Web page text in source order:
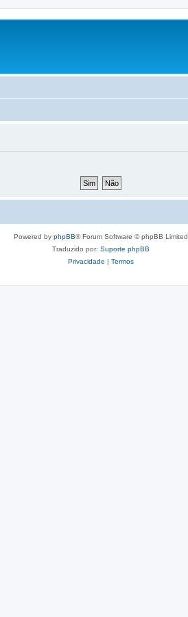
Powered by phpBB® Forum Software © phpBB Limited
Traduzido por: Suporte phpBB
Privacidade | Termos